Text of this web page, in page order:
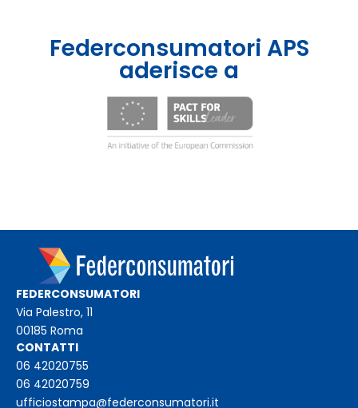
Federconsumatori APS
aderisce a
FEDERCONSUMATORI
Via Palestro, 11
00185 Roma
CONTATTI
06 42020755
06 42020759
ufficiostampa@federconsumatori.it